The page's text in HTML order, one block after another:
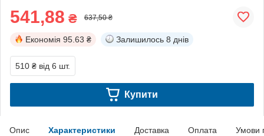
541,88 ₴ 637,50 ₴
Економія 95.63 ₴ Залишилось 8 днів
510 ₴ від 6 шт.
Купити
Опис Характеристики Доставка Оплата Умови